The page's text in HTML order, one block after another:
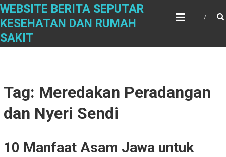
Skip
content
WEBSITE BERITA SEPUTAR
KESEHATAN DAN RUMAH
SAKIT
Tag: Meredakan Peradangan
dan Nyeri Sendi
10 Manfaat Asam Jawa untuk